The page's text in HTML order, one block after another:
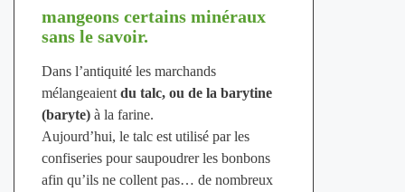
mangeons certains minéraux
sans le savoir.
Dans l’antiquité les marchands
mélangeaient du talc, ou de la barytine
(baryte)à la farine.
Aujourd’hui, le talc est utilisé par les
confiseries pour saupoudrer les bonbons
afin qu’ils ne collent pas… de nombreux